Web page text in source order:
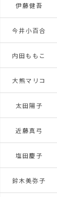
伊藤健吾
今井小百合
内田ももこ
大熊マリコ
太田陽子
近藤真弓
塩田慶子
鈴木美弥子